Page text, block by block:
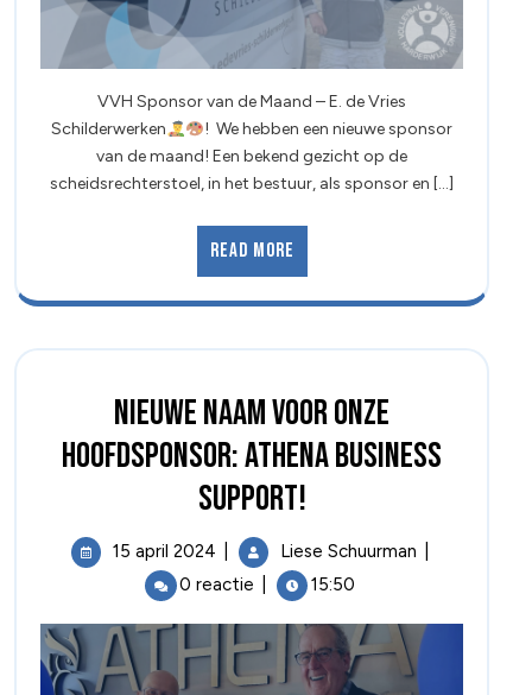
VVH Sponsor van de Maand – E. de Vries
Schilderwerken
! We hebben een nieuwe sponsor
van de maand! Een bekend gezicht op de
scheidsrechterstoel, in het bestuur, als sponsor en [...]
Read More
Nieuwe naam voor onze
hoofdsponsor: Athena Business
Support!
15 april 2024 Liese Schuurman
0 reactie
15:50